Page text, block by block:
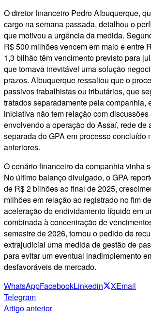
O diretor financeiro Pedro Albuquerque,
cargo na semana passada, detalhou o
que motivou a urgência da medida.
R$ 500 milhões vencem em maio e entre
1,3 bilhão têm vencimento previsto para
que tornava inevitável uma solução
prazos. Albuquerque ressaltou que o
passivos trabalhistas ou tributários, que
tratados separadamente pela companhia,
iniciativa não tem relação com
envolvendo a operação do Assaí, rede de
separada do GPA em processo concluído
anteriores.
O cenário financeiro da companhia vinha
No último balanço divulgado, o GPA
de R$ 2 bilhões ao final de 2025,
milhões em relação ao registrado no fim
aceleração do endividamento líquido em
combinada à concentração de
semestre de 2026, tornou o pedido de
extrajudicial uma medida de gestão de
para evitar um eventual inadimplemento
desfavoráveis de mercado.
WhatsAppFacebookLinkedin XEmail
Telegram
Artigo anterior